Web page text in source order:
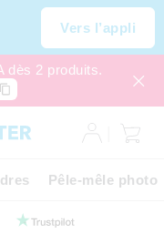
Vers l’appli
dès 2 produits.
Pêle-mêle photo